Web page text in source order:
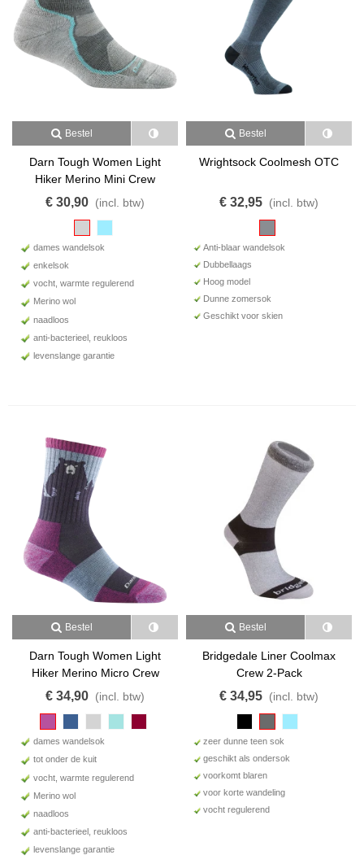
Bestel
Darn Tough Women Light
Hiker Merino Mini Crew
€ 30,90 (incl. btw)
dames wandelsok
enkelsok
vocht, warmte regulerend
Merino wol
naadloos
anti-bacterieel, reukloos
levenslange garantie
Bestel
Wrightsock Coolmesh OTC
€ 32,95 (incl. btw)
Anti-blaar wandelsok
Dubbellaags
Hoog model
Dunne zomersok
Geschikt voor skien
Bestel
Darn Tough Women Light
Hiker Merino Micro Crew
€ 34,90 (incl. btw)
dames wandelsok
tot onder de kuit
vocht, warmte regulerend
Merino wol
naadloos
anti-bacterieel, reukloos
levenslange garantie
Bestel
Bridgedale Liner Coolmax
Crew 2-Pack
€ 34,95 (incl. btw)
zeer dunne teen sok
geschikt als ondersok
voorkomt blaren
voor korte wandeling
vocht regulerend